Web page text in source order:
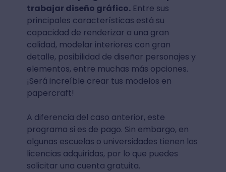
trabajar diseño gráfico.Entre sus
principales características está su
capacidad de renderizar a una gran
calidad, modelar interiores con gran
detalle, posibilidad de diseñar personajes y
elementos, entre muchas más opciones.
¡Será increíble crear tus modelos en
papercraft!
A diferencia del caso anterior, este
programa si es de pago. Sin embargo, en
algunas escuelas o universidades tienen las
licencias adquiridas, por lo que puedes
solicitar una cuenta gratuita.